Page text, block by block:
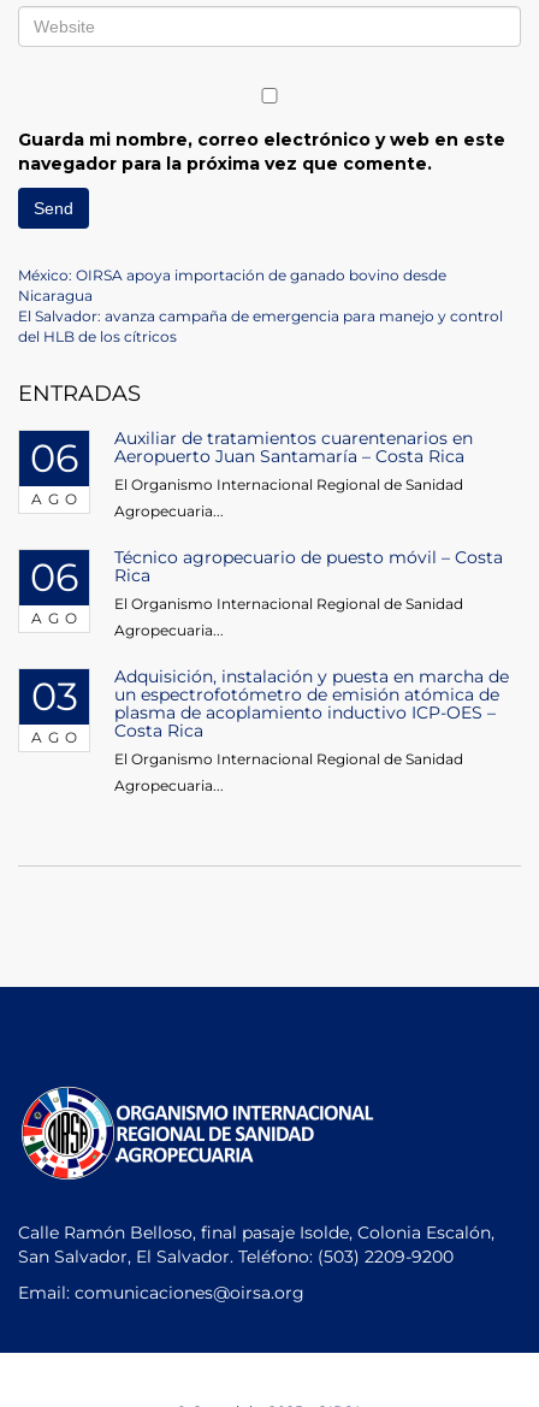
Guarda mi nombre, correo electrónico y web en este
navegador para la próxima vez que comente.
Navegación
de
Previous
Post
México: OIRSA apoya importación de ganado bovino desde
Nicaragua
Next
Post
El Salvador: avanza campaña de emergencia para manejo y control
del HLB de los cítricos
ENTRADAS
06
AGO
Auxiliar de tratamientos cuarentenarios en
Aeropuerto Juan Santamaría – Costa Rica
El Organismo Internacional Regional de Sanidad
Agropecuaria...
06
AGO
Técnico agropecuario de puesto móvil – Costa
Rica
El Organismo Internacional Regional de Sanidad
Agropecuaria...
03
AGO
Adquisición, instalación y puesta en marcha de
un espectrofotómetro de emisión atómica de
plasma de acoplamiento inductivo ICP-OES –
Costa Rica
El Organismo Internacional Regional de Sanidad
Agropecuaria...
Calle Ramón Belloso, final pasaje Isolde, Colonia Escalón,
San Salvador, El Salvador. Teléfono: (503) 2209-9200
Email: comunicaciones@oirsa.org